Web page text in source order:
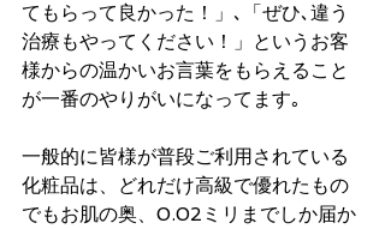
てもらって良かった！」､「ぜひ､違う
治療もやってください！」というお客
様からの温かいお言葉をもらえること
が一番のやりがいになってます｡
一般的に皆様が普段ご利用されている
化粧品は、どれだけ高級で優れたもの
でもお肌の奥、0.02ミリまでしか届か